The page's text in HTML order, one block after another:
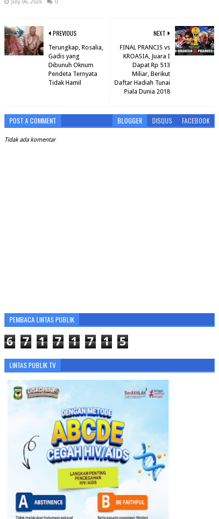
July 06, 2026 0
NEXT
FINAL PRANCIS vs
KROASIA, Juara I
Dapat Rp 513
Miliar, Berikut
Daftar Hadiah Tunai
Piala Dunia 2018
PREVIOUS
Terungkap, Rosalia,
Gadis yang
Dibunuh Oknum
Pendeta Ternyata
Tidak Hamil
POST A COMMENT BLOGGER DISQUS FACEBOOK
Tidak ada komentar
PEMBACA LINTAS PUBLIK
6 7 1 7 1 7 1 5
LINTAS PUBLIK TV